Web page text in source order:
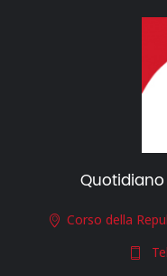
Corso della